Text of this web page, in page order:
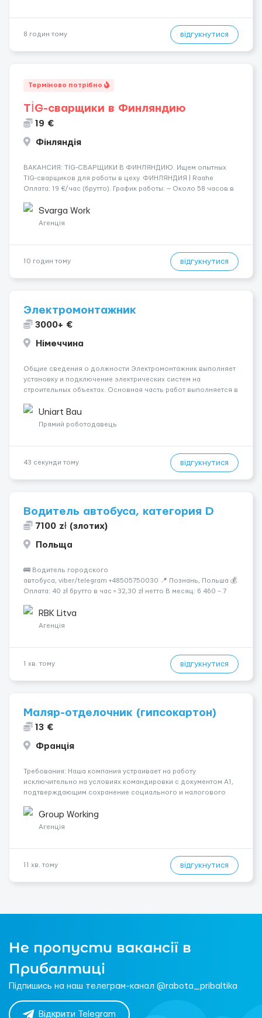
8 годин тому відгукнутися
Терміново потрібно
TİG-сварщики в Финляндию
19 €
Фінляндія
​​ВАКАНСИЯ: TIG-СВАРЩИКИ В ФИНЛЯНДИЮ. Ищем опытных
TIG-сварщиков для работы в цеху. ФИНЛЯНДИЯ | Raahe
Оплата: 19 €/час (брутто). График работы: — Около 58 часов в
переработки. Дата начала: — Как можно скорее....
Svarga Work
Агенція
10 годин тому відгукнутися
Электромонтажник
3000+ €
Німеччина
Общие сведения о должности Электромонтажник выполняет
установку и подключение электрических систем на
строительных объектах. Основная часть работ выполняется в
делаем только для профессионалов с доказательным
портфолио Обязанности ...
Uniart Bau
Прямий роботодавець
43 секунди тому відгукнутися
Водитель автобуса, категория D
7100 zł (злотих)
Польща
🚌 Водитель городского
автобуса, viber/telegram +48505750030 📍 Познань, Польша 💰
Оплата: 40 zł брутто в час = 32,30 zł нетто В месяц: 6 460 – 7
Далее - 450 zł/месяц или +1 zł к ставке для тех, кто арендует
жильё ...
RBK Litva
Агенція
1 хв. тому відгукнутися
Маляр-отделочник (гипсокартон)
13 €
Франція
Требования: Наша компания устраивает на работу
исключительно на условиях командировки с документом A1,
подтверждающим сохранение социального и налогового
A1 могут получить граждане стран с упрощенным доступом к
рынку труда ЕС (Укра...
Group Working
Агенція
11 хв. тому відгукнутися
Не пропусти вакансії в
Прибалтиці
Підпишись на наш телеграм-канал @rabota_pribaltika
Відкрити Telegram